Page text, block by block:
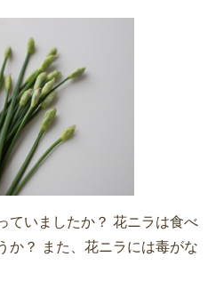
ていましたか？ 花ニラは食べ
か？ また、花ニラには毒がな